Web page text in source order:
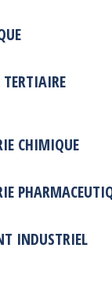
TERTIAIRE
CHIMIQUE
INDUSTRIEL